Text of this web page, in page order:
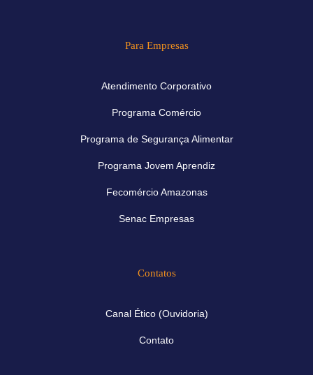
Para Empresas
Atendimento Corporativo
Programa Comércio
Programa de Segurança Alimentar
Programa Jovem Aprendiz
Fecomércio Amazonas
Senac Empresas
Contatos
Canal Ético (Ouvidoria)
Contato